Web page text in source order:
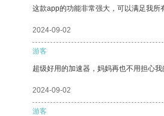
这款app的功能非常强大，可以满足我所
2024-09-02
游客
超级好用的加速器，妈妈再也不用担心我
2024-09-02
游客